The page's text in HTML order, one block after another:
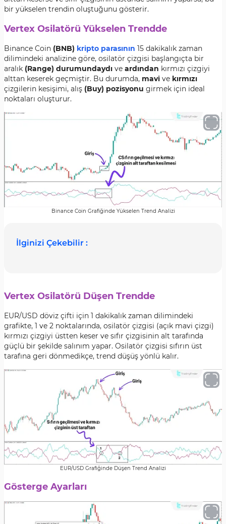
bir yükselen trendin oluştuğunu gösterir.
Vertex Osilatörü Yükselen Trendde
Binance Coin (BNB) kripto parasının 15 dakikalık zaman
dilimindeki analizine göre, osilatör çizgisi başlangıçta bir
aralık (Range) durumundaydı ve ardından kırmızı çizgiyi
alttan keserek geçmiştir. Bu durumda, mavi ve kırmızı
çizgilerin kesişimi, alış (Buy) pozisyonu girmek için ideal
noktaları oluşturur.
Binance Coin Grafiğinde Yükselen Trend Analizi
İlginizi Çekebilir :
Vertex Osilatörü Düşen Trendde
EUR/USD döviz çifti için 1 dakikalık zaman dilimindeki
grafikte, 1 ve 2 noktalarında, osilatör çizgisi (açık mavi çizgi)
kırmızı çizgiyi üstten keser ve sıfır çizgisinin alt tarafında
güçlü bir şekilde salınım yapar. Osilatör çizgisi sıfırın üst
tarafına geri dönmedikçe, trend düşüş yönlü kalır.
EUR/USD Grafiğinde Düşen Trend Analizi
Gösterge Ayarları